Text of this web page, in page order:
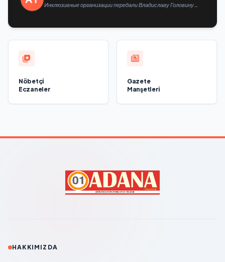
Инклюзивные организации передали Владиславу Головину
Nöbetçi
Eczaneler
Gazete
Manşetleri
HAKKIMIZDA